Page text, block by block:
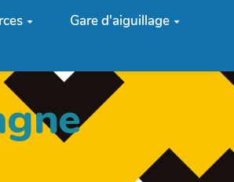
Gare d'aiguillage